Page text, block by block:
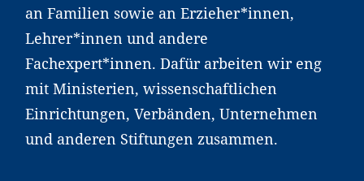
an Familien sowie an Erzieher*innen,
Lehrer*innen und andere
Fachexpert*innen. Dafür arbeiten wir eng
mit Ministerien, wissenschaftlichen
Einrichtungen, Verbänden, Unternehmen
und anderen Stiftungen zusammen.